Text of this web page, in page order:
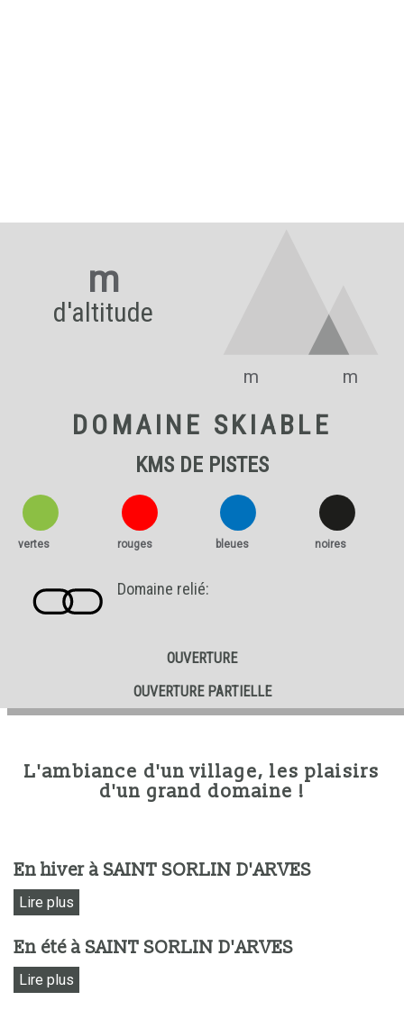
m
d'altitude
m m
DOMAINE SKIABLE
KMS DE PISTES
vertes rouges bleues noires
Domaine relié:
OUVERTURE
OUVERTURE PARTIELLE
L'ambiance d'un village, les plaisirs
d'un grand domaine !
En hiver à SAINT SORLIN D'ARVES
Lire plus
En été à SAINT SORLIN D'ARVES
Lire plus